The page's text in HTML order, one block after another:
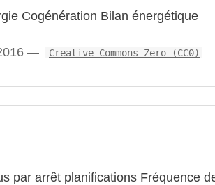
Cogénération Bilan énergétique
Creative Commons Zero (CC0)
par arrêt planifications Fréquence